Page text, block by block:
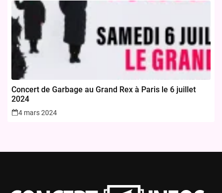
Concert de Garbage au Grand Rex à Paris le 6 juillet
2024
4 mars 2024